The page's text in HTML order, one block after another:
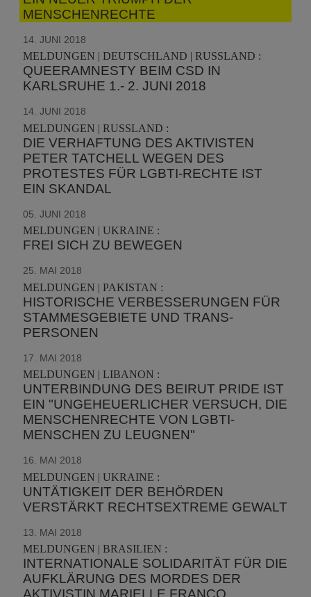
MENSCHENRECHTE
14. JUNI 2018
MELDUNGEN | DEUTSCHLAND | RUSSLAND :
QUEERAMNESTY BEIM CSD IN
KARLSRUHE 1.- 2. JUNI 2018
14. JUNI 2018
MELDUNGEN | RUSSLAND :
DIE VERHAFTUNG DES AKTIVISTEN
PETER TATCHELL WEGEN DES
PROTESTES FÜR LGBTI-RECHTE IST
EIN SKANDAL
05. JUNI 2018
MELDUNGEN | UKRAINE :
FREI SICH ZU BEWEGEN
25. MAI 2018
MELDUNGEN | PAKISTAN :
HISTORISCHE VERBESSERUNGEN FÜR
STAMMESGEBIETE UND TRANS-
PERSONEN
17. MAI 2018
MELDUNGEN | LIBANON :
UNTERBINDUNG DES BEIRUT PRIDE IST
EIN "UNGEHEUERLICHER VERSUCH, DIE
MENSCHENRECHTE VON LGBTI-
MENSCHEN ZU LEUGNEN"
16. MAI 2018
MELDUNGEN | UKRAINE :
UNTÄTIGKEIT DER BEHÖRDEN
VERSTÄRKT RECHTSEXTREME GEWALT
13. MAI 2018
MELDUNGEN | BRASILIEN :
INTERNATIONALE SOLIDARITÄT FÜR DIE
AUFKLÄRUNG DES MORDES DER
AKTIVISTIN MARIELLE FRANCO